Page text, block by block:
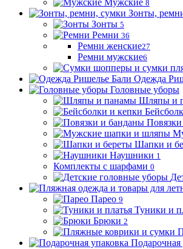
Мужские 8
Зонты,
Зонты 5
Ремни 36
Ремни женские27
Ремни мужские6
Одежда
Головные уборы
Шляпы и
Шапки и
Наушники 1
Комплекты с шарфами 0
Парео 9
Туники и
Брюки 2
Подарочная